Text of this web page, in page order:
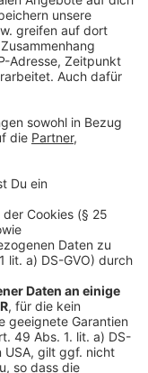
Abfahrt ab
11:30 Uhr
Auflösung der
sein.
Morgensendung
Viersen richtet
Seite (Polizei
wird dort
die aktuelle